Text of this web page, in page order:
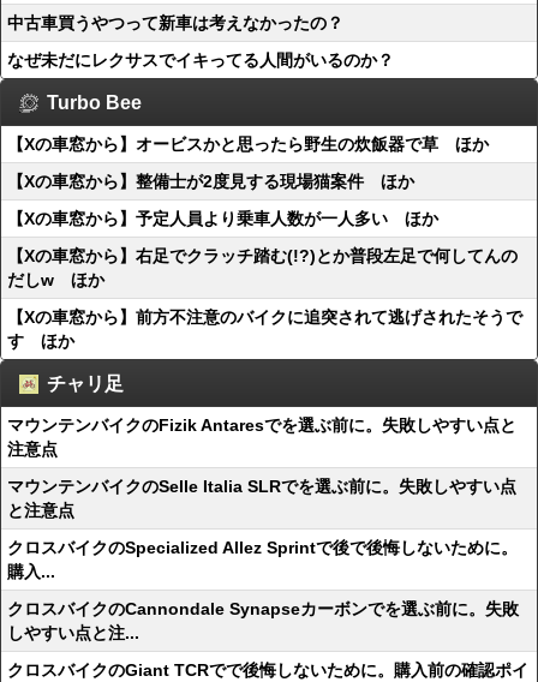
中古車買うやつって新車は考えなかったの？
なぜ未だにレクサスでイキってる人間がいるのか？
Turbo Bee
【Xの車窓から】オービスかと思ったら野生の炊飯器で草 ほか
【Xの車窓から】整備士が2度見する現場猫案件 ほか
【Xの車窓から】予定人員より乗車人数が一人多い ほか
【Xの車窓から】右足でクラッチ踏む(!?)とか普段左足で何してんの
だしw ほか
【Xの車窓から】前方不注意のバイクに追突されて逃げされたそうで
す ほか
チャリ足
マウンテンバイクのFizik Antaresでを選ぶ前に。失敗しやすい点と
注意点
マウンテンバイクのSelle Italia SLRでを選ぶ前に。失敗しやすい点
と注意点
クロスバイクのSpecialized Allez Sprintで後で後悔しないために。
購入...
クロスバイクのCannondale Synapseカーボンでを選ぶ前に。失敗
しやすい点と注...
クロスバイクのGiant TCRでで後悔しないために。購入前の確認ポイ